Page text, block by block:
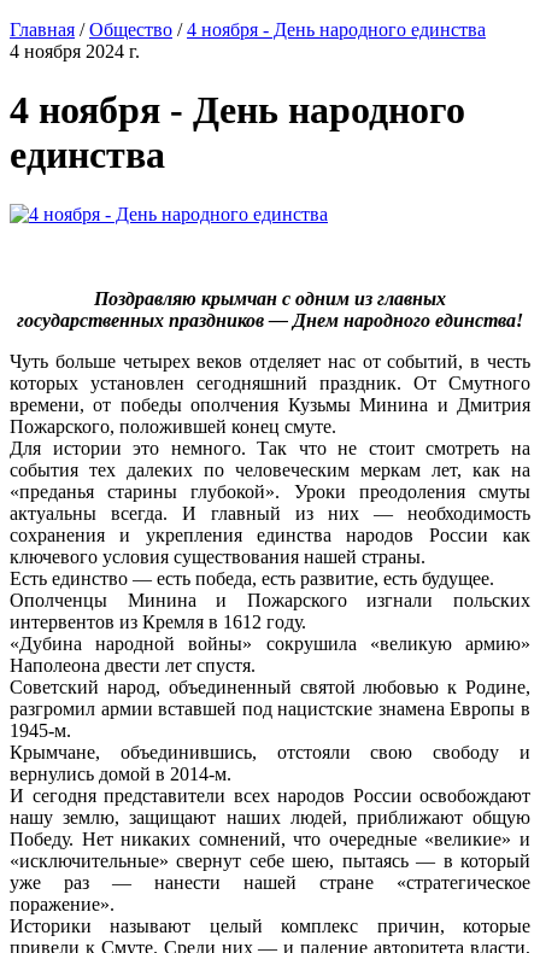
Главная /Общество /4 ноября - День народного единства
4 ноября 2024 г.
4 ноября - День народного
единства
Поздравляю крымчан с одним из главных
государственных праздников — Днем народного единства!
Чуть больше четырех веков отделяет нас от событий, в честь
которых установлен сегодняшний праздник. От Смутного
времени, от победы ополчения Кузьмы Минина и Дмитрия
Пожарского, положившей конец смуте.
Для истории это немного. Так что не стоит смотреть на
события тех далеких по человеческим меркам лет, как на
«преданья старины глубокой». Уроки преодоления смуты
актуальны всегда. И главный из них — необходимость
сохранения и укрепления единства народов России как
ключевого условия существования нашей страны.
Есть единство — есть победа, есть развитие, есть будущее.
Ополченцы Минина и Пожарского изгнали польских
интервентов из Кремля в 1612 году.
«Дубина народной войны» сокрушила «великую армию»
Наполеона двести лет спустя.
Советский народ, объединенный святой любовью к Родине,
разгромил армии вставшей под нацистские знамена Европы в
1945-м.
Крымчане, объединившись, отстояли свою свободу и
вернулись домой в 2014-м.
И сегодня представители всех народов России освобождают
нашу землю, защищают наших людей, приближают общую
Победу. Нет никаких сомнений, что очередные «великие» и
«исключительные» свернут себе шею, пытаясь — в который
уже раз — нанести нашей стране «стратегическое
поражение».
Историки называют целый комплекс причин, которые
привели к Смуте. Среди них — и падение авторитета власти,